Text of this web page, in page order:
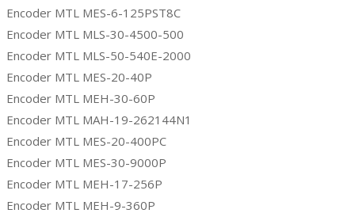
Encoder MTL MES-6-125PST8C
Encoder MTL MLS-30-4500-500
Encoder MTL MLS-50-540E-2000
Encoder MTL MES-20-40P
Encoder MTL MEH-30-60P
Encoder MTL MAH-19-262144N1
Encoder MTL MES-20-400PC
Encoder MTL MES-30-9000P
Encoder MTL MEH-17-256P
Encoder MTL MEH-9-360P